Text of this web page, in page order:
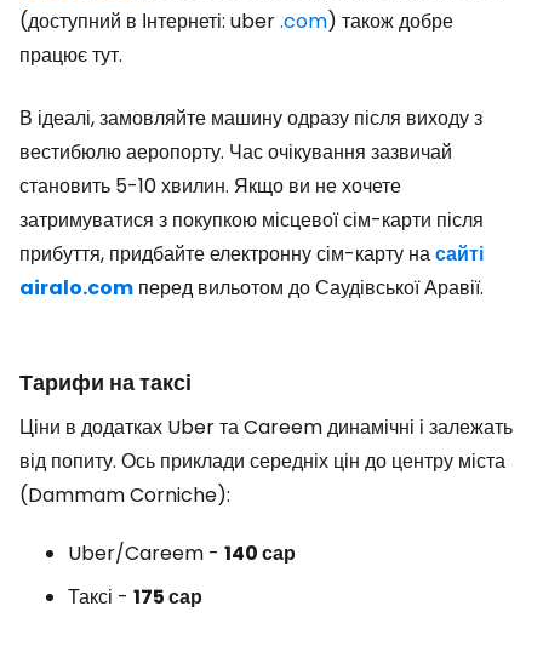
(доступний в Інтернеті: uber.com) також добре
працює тут.
В ідеалі, замовляйте машину одразу після виходу з
вестибюлю аеропорту. Час очікування зазвичай
становить 5-10 хвилин. Якщо ви не хочете
затримуватися з покупкою місцевої сім-карти після
прибуття, придбайте електронну сім-карту насайті
airalo.com перед вильотом до Саудівської Аравії.
Тарифи на таксі
Ціни в додатках Uber та Careem динамічні і залежать
від попиту. Ось приклади середніх цін до центру міста
(Dammam Corniche):
Uber/Careem - 140 сар
Таксі - 175 сар